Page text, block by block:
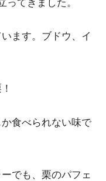
てきました。
ます。ブドウ、イ
食べられない味で
でも、栗のパフェ